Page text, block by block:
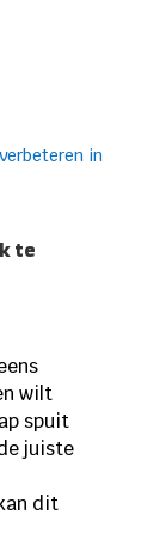
te
wilt
spuit
juiste
dit